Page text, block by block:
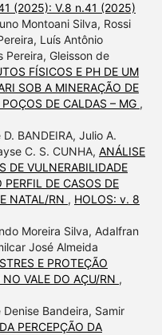
(2025): V.8 n.41 (2025)
Montoani Silva, Rossi
Luís Antônio
Pereira, Gleisson de
FÍSICOS E PH DE UM
SOB A MINERAÇÃO DE
DE CALDAS – MG ,
BANDEIRA, Julio A.
C. S. CUNHA, ANÁLISE
DE VULNERABILIDADE
DE CASOS DE
NATAL/RN , HOLOS: v. 8
Moreira Silva, Adalfran
José Almeida
E PROTEÇÃO
VALE DO AÇU/RN ,
Bandeira, Samir
PERCEPÇÃO DA